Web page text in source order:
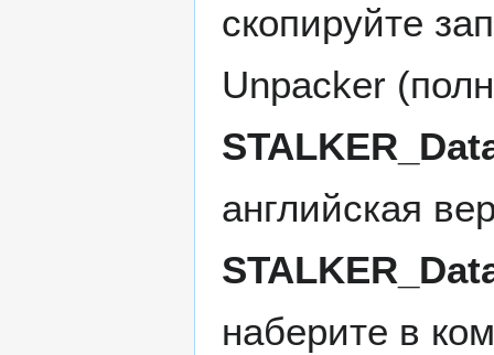
скопируйте
Unpacker
английская
наберите в